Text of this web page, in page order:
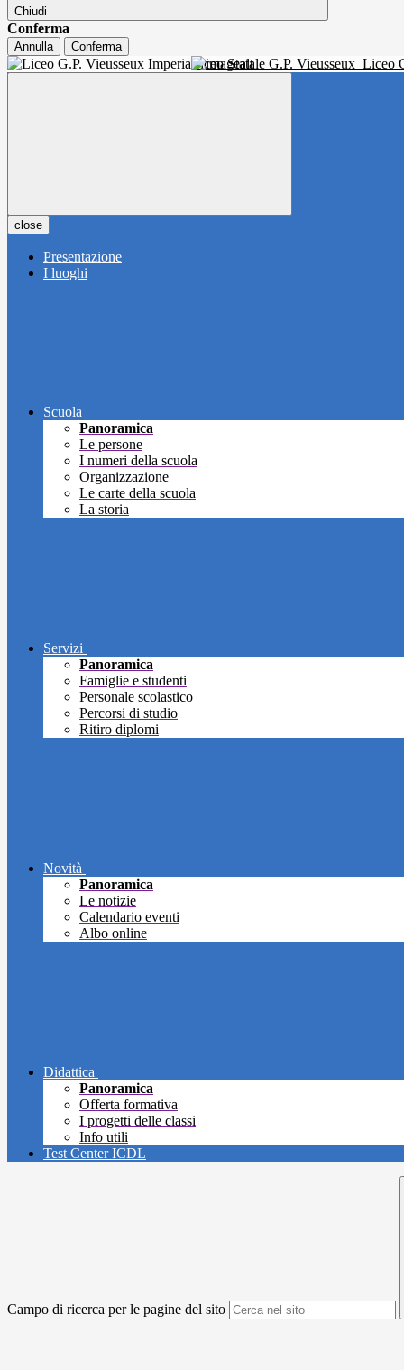
Chiudi
Conferma
Annulla Conferma
Liceo Statale G.P. Vieusseux Liceo
close
Presentazione
I luoghi
Scuola
Panoramica
Le persone
I numeri della scuola
Organizzazione
Le carte della scuola
La storia
Servizi
Panoramica
Famiglie e studenti
Personale scolastico
Percorsi di studio
Ritiro diplomi
Novità
Panoramica
Le notizie
Calendario eventi
Albo online
Didattica
Panoramica
Offerta formativa
I progetti delle classi
Info utili
Test Center ICDL
Campo di ricerca per le pagine del sito